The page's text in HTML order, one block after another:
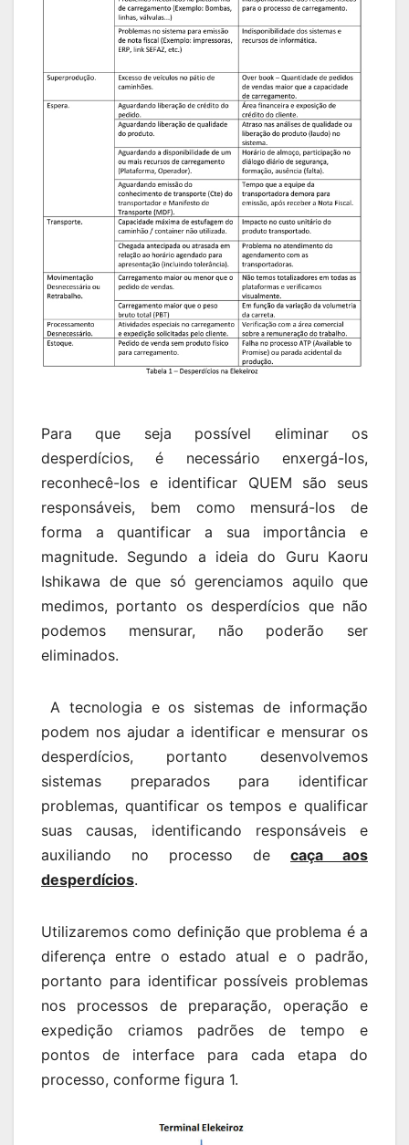
Para que seja possível eliminar os
desperdícios, é necessário enxergá-los,
reconhecê-los e identificar QUEM são seus
responsáveis, bem como mensurá-los de
forma a quantificar a sua importância e
magnitude. Segundo a ideia do Guru Kaoru
Ishikawa de que só gerenciamos aquilo que
medimos, portanto os desperdícios que não
podemos mensurar, não poderão ser
eliminados.
A tecnologia e os sistemas de informação
podem nos ajudar a identificar e mensurar os
desperdícios, portanto desenvolvemos
sistemas preparados para identificar
problemas, quantificar os tempos e qualificar
suas causas, identificando responsáveis e
auxiliando no processo de caça aos
desperdícios.
Utilizaremos como definição que problema é a
diferença entre o estado atual e o padrão,
portanto para identificar possíveis problemas
nos processos de preparação, operação e
expedição criamos padrões de tempo e
pontos de interface para cada etapa do
processo, conforme figura 1.